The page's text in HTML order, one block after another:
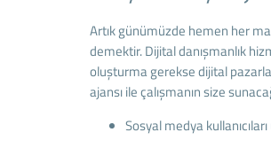
Artık günümüzde hemen her
demektir. Dijital danışmanlık
oluşturma gerekse dijital
ajansı ile çalışmanın size
Sosyal medya